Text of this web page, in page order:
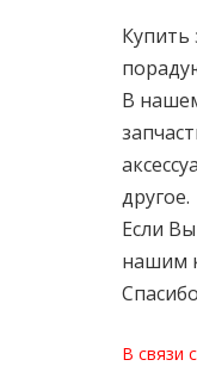
Купить
В
другое.
Если
нашим
В связи